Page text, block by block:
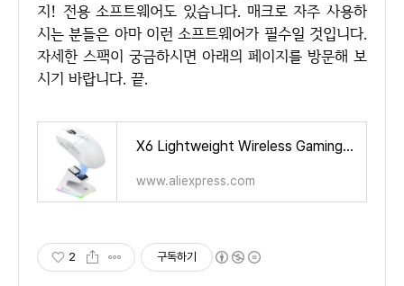
지! 전용 소프트웨어도 있습니다. 매크로 자주 사용하
시는 분들은 아마 이런 소프트웨어가 필수일 것입니다.
자세한 스팩이 궁금하시면 아래의 페이지를 방문해 보
시기 바랍니다. 끝.
X6 Lightweight Wireless Gaming Mouse with 3 Mode Wired 2.4G BT5.2 Up to 26K DPI RGB Backlight Charging Base for Laptop Deskbtop
www.aliexpress.com
2 구독하기